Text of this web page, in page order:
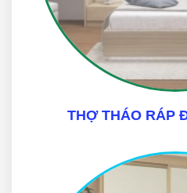
THỢ THÁO RÁP